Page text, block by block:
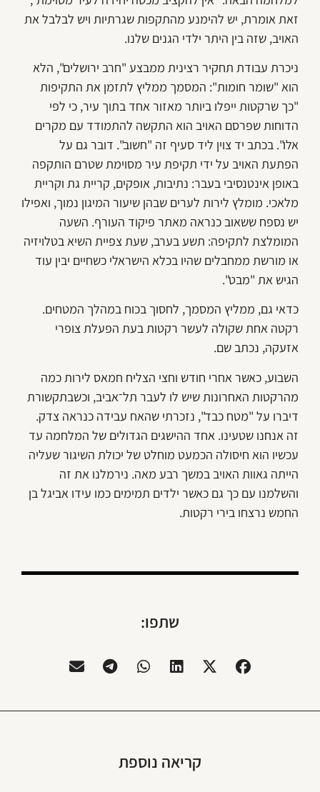
זאת אומרת, יש להימנע מהתקפות שגרתיות ויש לבלבל את
האויב, שזה בין היתר ילדי הגנים שלנו.
ניכרת עבודת תחקיר רצינית ממבצע "חרב ירושלים", הלא
הוא "שומר חומות": המסמך ממליץ לתזמן את התקיפות
"כך שרקטות ייפלו ביותר מאזור אחד בתוך עיר, כי לפי
הדוחות שפרסם האויב הוא התקשה להתמודד עם מקרים
אלו". בכתב יד צוין ליד סעיף זה "חשוב". דובר גם על
הפתעת האויב על ידי תקיפת עיר מסוימת שטרם הותקפה
באופן אינטנסיבי בעבר: נתיבות, אופקים, קריית גת וקריית
מלאכי. מומלץ לירות לערים שבהן שיעור המיגון נמוך, ואפילו
יש נספח ששאוב כנראה מאתר פיקוד העורף. השעה
המומלצת לתקיפה: תשע בערב, שעת צפיית השיא בטלויזיה
או מורשת ממחבלים שהיו בכלא הישראלי כשחיים יבין עוד
הגיש את "מבט".
כדאי גם, ממליץ המסמך, לחסוך בכוח במהלך המטחים.
רקטה אחת שקולה לעשר רקטות בעת הפעלת צופרי
אזעקה, נכתב שם.
השבוע, כאשר אחרי חודש וחצי הצליח חמאס לירות כמה
מהרקטות האחרונות שיש לו לעבר תל־אביב, וכשבתקשורת
דיברו על "מטח כבד", נזכרתי שהאח עבידה כנראה צדק.
זה אנחנו שטעינו. אחד ההישגים הגדולים של המלחמה עד
עכשיו הוא חיסולה הכמעט מוחלט של יכולת השיגור שעליה
הייתה גאוות האויב במשך רבע מאה. נירמלנו את זה
והשלמנו עם כך גם כאשר ילדים תמימים כמו עידו אביגל בן
החמש נרצחו בירי רקטות.
שתפו:
קריאה נוספת